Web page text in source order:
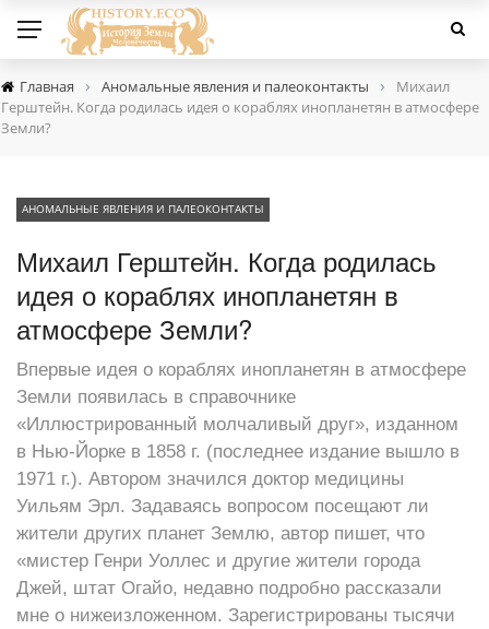
Главная › Аномальные явления и палеоконтакты ›
Михаил
Герштейн. Когда родилась идея о кораблях инопланетян в атмосфере
Земли?
АНОМАЛЬНЫЕ ЯВЛЕНИЯ И ПАЛЕОКОНТАКТЫ
Михаил Герштейн. Когда родилась
идея о кораблях инопланетян в
атмосфере Земли?
Впервые идея о кораблях инопланетян в атмосфере
Земли появилась в справочнике
«Иллюстрированный молчаливый друг», изданном
в Нью-Йорке в 1858 г. (последнее издание вышло в
1971 г.). Автором значился доктор медицины
Уильям Эрл. Задаваясь вопросом посещают ли
жители других планет Землю, автор пишет, что
«мистер Генри Уоллес и другие жители города
Джей, штат Огайо, недавно подробно рассказали
мне о нижеизложенном. Зарегистрированы тысячи